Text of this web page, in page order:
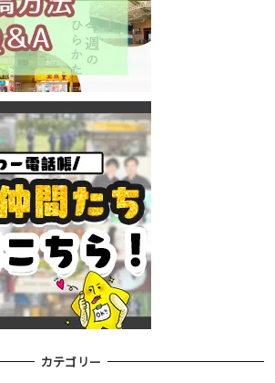
カテゴリー